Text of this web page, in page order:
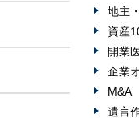
地主
資産
開業
企業
M&A
遺言